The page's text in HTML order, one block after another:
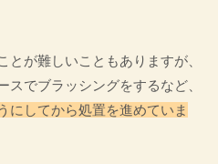
が難しいこともありますが、
でブラッシングをするなど、
にしてから処置を進めていま